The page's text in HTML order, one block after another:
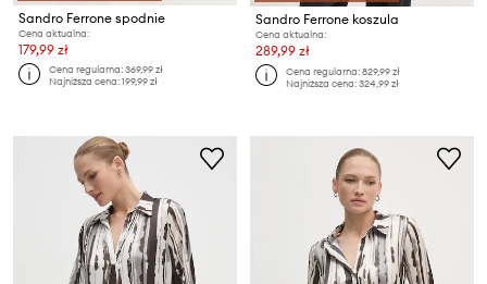
Sandro Ferrone spodnie
Cena aktualna:
179,99 zł
Cena regularna:369,99 zł
Najniższa cena:199,99 zł
Sandro Ferrone koszula
Cena aktualna:
289,99 zł
Cena regularna:829,99 zł
Najniższa cena:324,99 zł